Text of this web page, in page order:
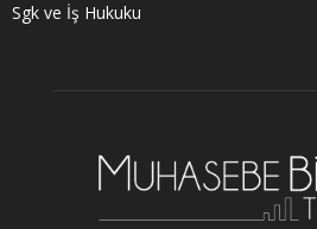
Sgk ve İş Hukuku